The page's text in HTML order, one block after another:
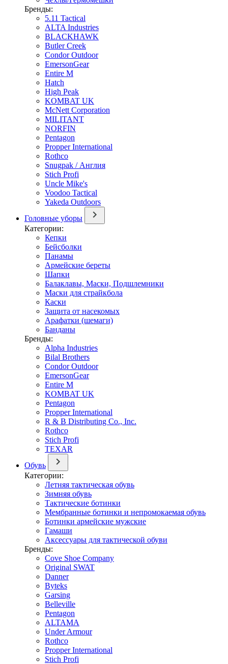
Бренды:
5.11 Tactical
ALTA Industries
BLACKHAWK
Butler Creek
Condor Outdoor
EmersonGear
Entire M
Hatch
High Peak
KOMBAT UK
McNett Corporation
MILITANT
NORFIN
Pentagon
Propper International
Rothco
Snugpak / Англия
Stich Profi
Uncle Mike's
Voodoo Tactical
Yakeda Outdoors
Головные уборы
Категории:
Кепки
Бейсболки
Панамы
Армейские береты
Шапки
Балаклавы, Маски, Подшлемники
Маски для страйкбола
Каски
Защита от насекомых
Арафатки (шемаги)
Банданы
Бренды:
Alpha Industries
Bilal Brothers
Condor Outdoor
EmersonGear
Entire M
KOMBAT UK
Pentagon
Propper International
R & B Distributing Co., Inc.
Rothco
Stich Profi
TEXAR
Обувь
Категории:
Летняя тактическая обувь
Зимняя обувь
Тактические ботинки
Мембранные ботинки и непромокаемая обувь
Ботинки армейские мужские
Гамаши
Аксессуары для тактической обуви
Бренды:
Cove Shoe Company
Original SWAT
Danner
Byteks
Garsing
Belleville
Pentagon
ALTAMA
Under Armour
Rothco
Propper International
Stich Profi